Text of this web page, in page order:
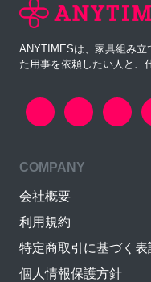
ANYTIMESは、家具組み立
た用事を依頼したい人と、
COMPANY
会社概要
利用規約
特定商取引に基づく表
個人情報保護方針